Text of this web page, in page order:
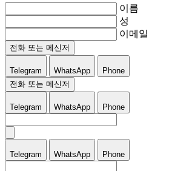
이름
성
이메일
전화 또는 메신저
Telegram WhatsApp
Phone
전화 또는 메신저
Telegram WhatsApp Phone
Telegram WhatsApp Phone